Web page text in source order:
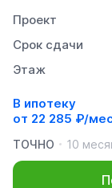
Проект
Срок сдачи
Этаж
В ипотеку
от 22 285 ₽/
ТОЧНО
10